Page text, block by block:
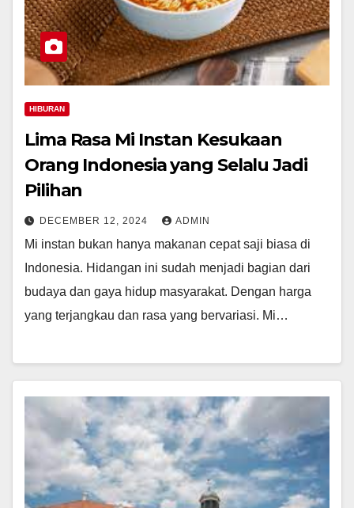
HIBURAN
Lima Rasa Mi Instan Kesukaan
Orang Indonesia yang Selalu Jadi
Pilihan
DECEMBER 12, 2024 ADMIN
Mi instan bukan hanya makanan cepat saji biasa di
Indonesia. Hidangan ini sudah menjadi bagian dari
budaya dan gaya hidup masyarakat. Dengan harga
yang terjangkau dan rasa yang bervariasi. Mi…